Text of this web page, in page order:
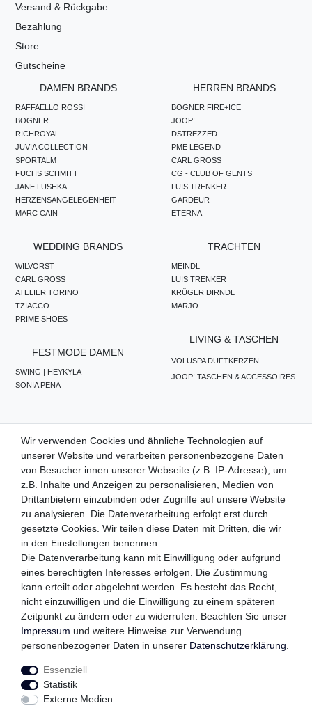
Versand & Rückgabe
Bezahlung
Store
Gutscheine
DAMEN BRANDS
RAFFAELLO ROSSI
BOGNER
RICHROYAL
JUVIA COLLECTION
SPORTALM
FUCHS SCHMITT
JANE LUSHKA
HERZENSANGELEGENHEIT
MARC CAIN
HERREN BRANDS
BOGNER FIRE+ICE
JOOP!
DSTREZZED
PME LEGEND
CARL GROSS
CG - CLUB OF GENTS
LUIS TRENKER
GARDEUR
ETERNA
WEDDING BRANDS
WILVORST
CARL GROSS
ATELIER TORINO
TZIACCO
PRIME SHOES
FESTMODE DAMEN
SWING | HEYKYLA
SONIA PENA
TRACHTEN
MEINDL
LUIS TRENKER
KRÜGER DIRNDL
MARJO
LIVING & TASCHEN
VOLUSPA DUFTKERZEN
JOOP! TASCHEN & ACCESSOIRES
ZAHLUNGSMETHODEN
WIR VERSENDEN MIT
QUALITÄTSVERSPRECHEN
FOLGEN SIE UNS
Impressum
Wir verwenden Cookies und ähnliche Technologien auf
unserer Website und verarbeiten personenbezogene Daten
von Besucher:innen unserer Webseite (z.B. IP-Adresse), um
z.B. Inhalte und Anzeigen zu personalisieren, Medien von
Drittanbietern einzubinden oder Zugriffe auf unsere Website
zu analysieren. Die Datenverarbeitung erfolgt erst durch
gesetzte Cookies. Wir teilen diese Daten mit Dritten, die wir
in den Einstellungen benennen.
Die Datenverarbeitung kann mit Einwilligung oder aufgrund
eines berechtigten Interesses erfolgen. Die Zustimmung
kann erteilt oder abgelehnt werden. Es besteht das Recht,
nicht einzuwilligen und die Einwilligung zu einem späteren
Zeitpunkt zu ändern oder zu widerrufen. Beachten Sie unser
Impressum und weitere Hinweise zur Verwendung
personenbezogener Daten in unserer Daten­schutz­erklärung
Essenziell
Statistik
Externe Medien